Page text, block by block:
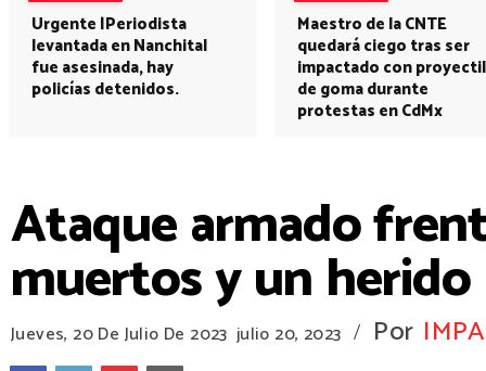
Urgente |Periodista
levantada en Nanchital
fue asesinada, hay
policías detenidos.
Maestro de la CNTE
quedará ciego tras ser
impactado con proyectil
de goma durante
protestas en CdMx
Ataque armado
muertos y un herido
Jueves, 20 De Julio De 2023 julio 20, 2023 / Por